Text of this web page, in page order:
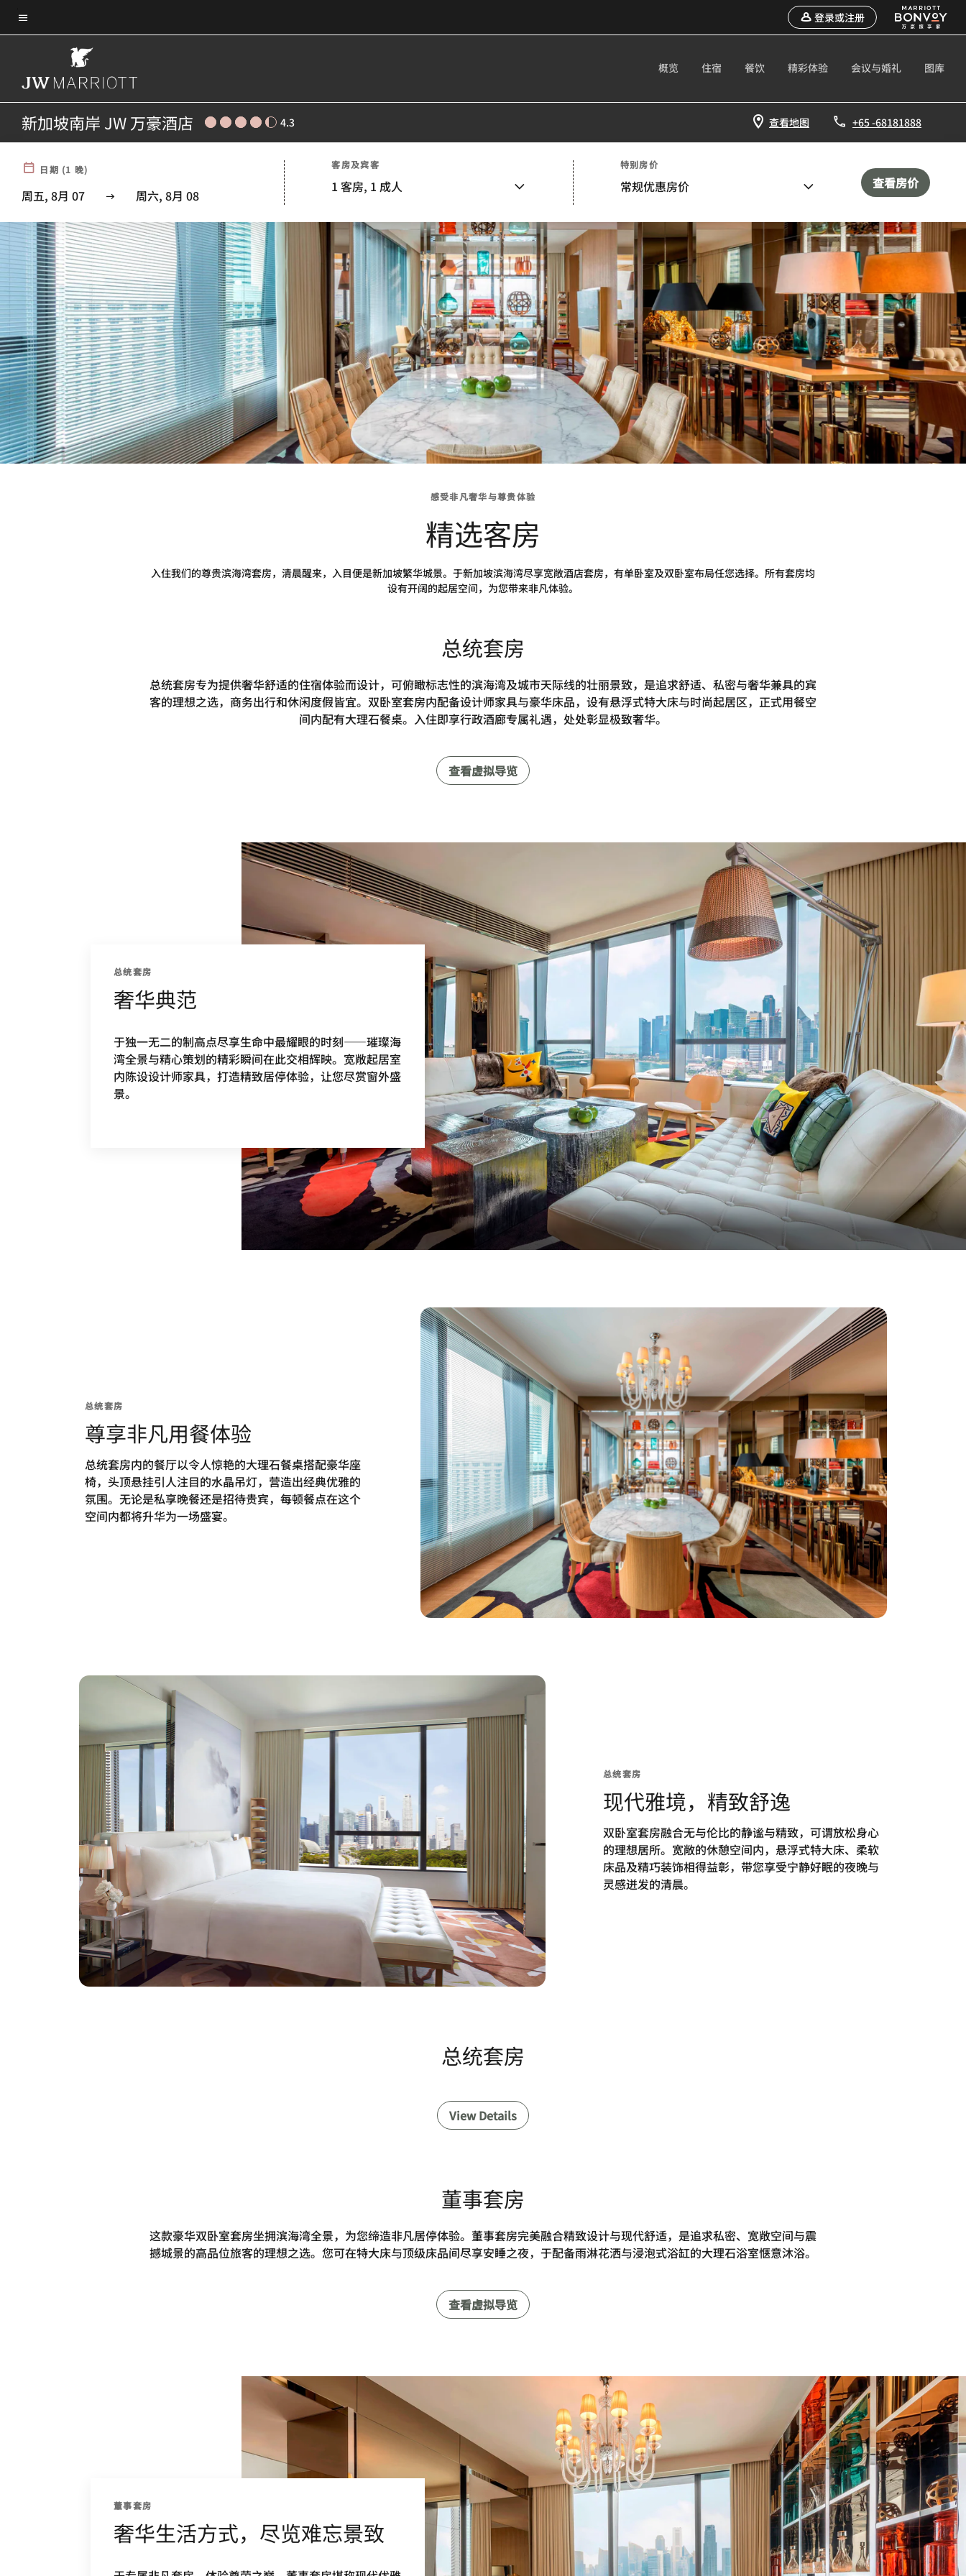
Skip
to菜单文本
登录或注册
概览 住宿 餐饮 精彩体验 会议与婚礼 图库
新加坡南岸 JW 万豪酒店 4.3 查看地图 +65 -68181888
日期 (1 晚)
周五, 8月 07 周六, 8月 08
客房及宾客
1 客房, 1 成人
特别房价
常规优惠房价 查看房价
感受非凡奢华与尊贵体验
精选客房
入住我们的尊贵滨海湾套房，清晨醒来，入目便是新加坡繁华城景。于新加坡滨海湾尽享宽敞酒店套房，有单卧室及双卧室布局任您选择。所有套房均
设有开阔的起居空间，为您带来非凡体验。
总统套房
总统套房专为提供奢华舒适的住宿体验而设计，可俯瞰标志性的滨海湾及城市天际线的壮丽景致，是追求舒适、私密与奢华兼具的宾
客的理想之选，商务出行和休闲度假皆宜。双卧室套房内配备设计师家具与豪华床品，设有悬浮式特大床与时尚起居区，正式用餐空
间内配有大理石餐桌。入住即享行政酒廊专属礼遇，处处彰显极致奢华。
查看虚拟导览
总统套房
奢华典范
于独一无二的制高点尽享生命中最耀眼的时刻——璀璨海
湾全景与精心策划的精彩瞬间在此交相辉映。宽敞起居室
内陈设设计师家具，打造精致居停体验，让您尽赏窗外盛
景。
总统套房
尊享非凡用餐体验
总统套房内的餐厅以令人惊艳的大理石餐桌搭配豪华座
椅，头顶悬挂引人注目的水晶吊灯，营造出经典优雅的
氛围。无论是私享晚餐还是招待贵宾，每顿餐点在这个
空间内都将升华为一场盛宴。
总统套房
现代雅境，精致舒逸
双卧室套房融合无与伦比的静谧与精致，可谓放松身心
的理想居所。宽敞的休憩空间内，悬浮式特大床、柔软
床品及精巧装饰相得益彰，带您享受宁静好眠的夜晚与
灵感迸发的清晨。
总统套房
View Details
董事套房
这款豪华双卧室套房坐拥滨海湾全景，为您缔造非凡居停体验。董事套房完美融合精致设计与现代舒适，是追求私密、宽敞空间与震
撼城景的高品位旅客的理想之选。您可在特大床与顶级床品间尽享安睡之夜，于配备雨淋花洒与浸泡式浴缸的大理石浴室惬意沐浴。
查看虚拟导览
董事套房
奢华生活方式，尽览难忘景致